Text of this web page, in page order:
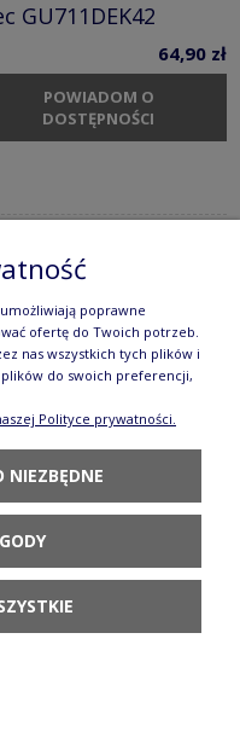
GU711DEK42
64,90 zł
POWIADOM O
DOSTĘPNOŚCI
255,90 zł
POWIADOM O
DOSTĘPNOŚCI
Ceramika
poprawne
ofertę do Twoich potrzeb.
nas wszystkich tych plików i
do swoich preferencji,
Polityce prywatności.
NIEZBĘDNE